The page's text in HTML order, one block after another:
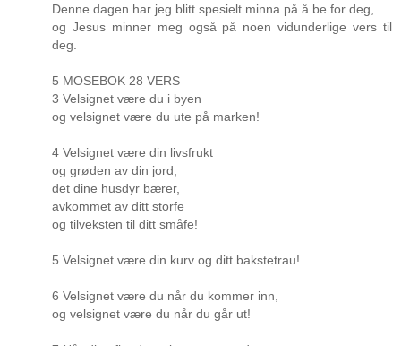
Denne dagen har jeg blitt spesielt minna på å be for deg,
og Jesus minner meg også på noen vidunderlige vers til
deg.
5 MOSEBOK 28 VERS
3 Velsignet være du i byen
og velsignet være du ute på marken!
4 Velsignet være din livsfrukt
og grøden av din jord,
det dine husdyr bærer,
avkommet av ditt storfe
og tilveksten til ditt småfe!
5 Velsignet være din kurv og ditt bakstetrau!
6 Velsignet være du når du kommer inn,
og velsignet være du når du går ut!